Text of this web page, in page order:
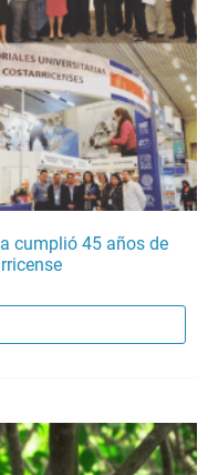
cumplió 45 años de